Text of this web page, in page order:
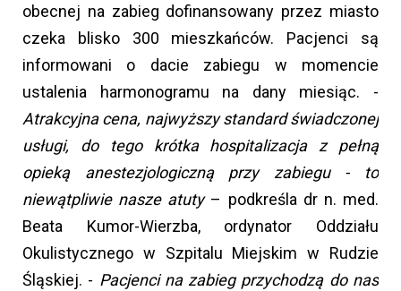
obecnej na zabieg dofinansowany przez miasto
czeka blisko 300 mieszkańców. Pacjenci są
informowani o dacie zabiegu w momencie
ustalenia harmonogramu na dany miesiąc. -
Atrakcyjna cena, najwyższy standard świadczonej
usługi, do tego krótka hospitalizacja z pełną
opieką anestezjologiczną przy zabiegu - to
niewątpliwie nasze atuty– podkreśla dr n. med.
Beata Kumor-Wierzba, ordynator Oddziału
Okulistycznego w Szpitalu Miejskim w Rudzie
Śląskiej. - Pacjenci na zabieg przychodzą do nas